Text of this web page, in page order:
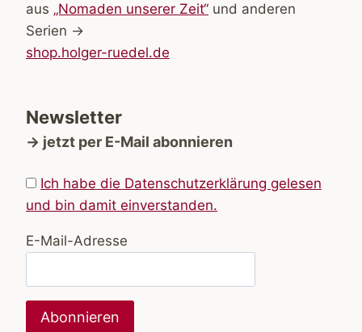
aus „Nomaden unserer Zeit“ und anderen
Serien →
shop.holger-ruedel.de
Newsletter
→ jetzt per E-Mail abonnieren
Ich habe die Datenschutzerklärung gelesen
und bin damit einverstanden.
E-Mail-Adresse